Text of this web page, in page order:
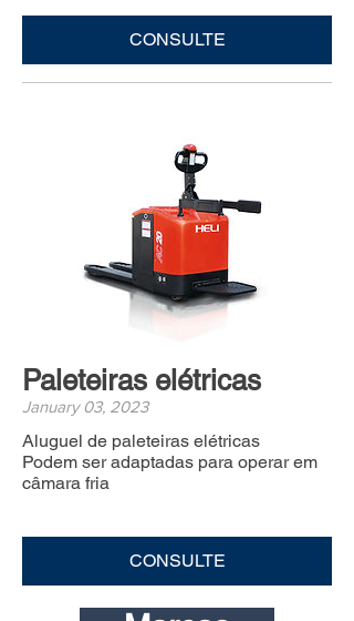
CONSULTE
Paleteiras elétricas
January 03, 2023
Aluguel de paleteiras elétricas
Podem ser adaptadas para operar em
câmara fria
CONSULTE